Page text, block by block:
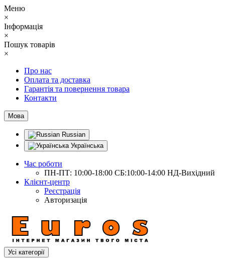
Меню
×
Інформація
×
Пошук товарів
×
Про нас
Оплата та доставка
Гарантія та повернення товара
Контакти
Мова
Russian
Українська
Час роботи
ПН-ПТ: 10:00-18:00 СБ:10:00-14:00 НД-Вихідний
Клієнт-центр
Реєстрація
Авторизація
Усі категорії